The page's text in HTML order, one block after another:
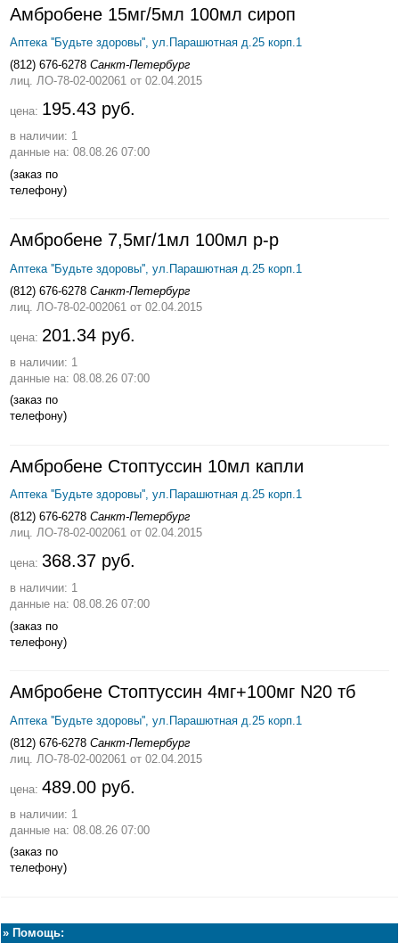
Амбробене 15мг/5мл 100мл сироп
Аптека ''Будьте здоровы'', ул.Парашютная д.25 корп.1
(812) 676-6278 Санкт-Петербург
лиц. ЛО-78-02-002061 от 02.04.2015
цена: 195.43 руб.
в наличии: 1
данные на: 08.08.26 07:00
(заказ по
телефону)
Амбробене 7,5мг/1мл 100мл р-р
Аптека ''Будьте здоровы'', ул.Парашютная д.25 корп.1
(812) 676-6278 Санкт-Петербург
лиц. ЛО-78-02-002061 от 02.04.2015
цена: 201.34 руб.
в наличии: 1
данные на: 08.08.26 07:00
(заказ по
телефону)
Амбробене Стоптуссин 10мл капли
Аптека ''Будьте здоровы'', ул.Парашютная д.25 корп.1
(812) 676-6278 Санкт-Петербург
лиц. ЛО-78-02-002061 от 02.04.2015
цена: 368.37 руб.
в наличии: 1
данные на: 08.08.26 07:00
(заказ по
телефону)
Амбробене Стоптуссин 4мг+100мг N20 тб
Аптека ''Будьте здоровы'', ул.Парашютная д.25 корп.1
(812) 676-6278 Санкт-Петербург
лиц. ЛО-78-02-002061 от 02.04.2015
цена: 489.00 руб.
в наличии: 1
данные на: 08.08.26 07:00
(заказ по
телефону)
» Помощь: